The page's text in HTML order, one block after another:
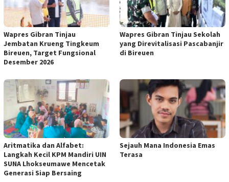
Wapres Gibran Tinjau
Jembatan Krueng Tingkeum
Bireuen, Target Fungsional
Desember 2026
Wapres Gibran Tinjau Sekolah
yang Direvitalisasi Pascabanjir
di Bireuen
Aritmatika dan Alfabet:
Langkah Kecil KPM Mandiri UIN
SUNA Lhokseumawe Mencetak
Generasi Siap Bersaing
Sejauh Mana Indonesia Emas
Terasa